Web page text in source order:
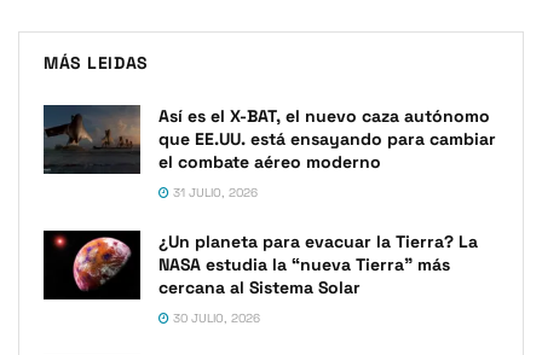
MÁS LEIDAS
Así es el X-BAT, el nuevo caza autónomo
que EE.UU. está ensayando para cambiar
el combate aéreo moderno
31 JULIO, 2026
¿Un planeta para evacuar la Tierra? La
NASA estudia la “nueva Tierra” más
cercana al Sistema Solar
30 JULIO, 2026